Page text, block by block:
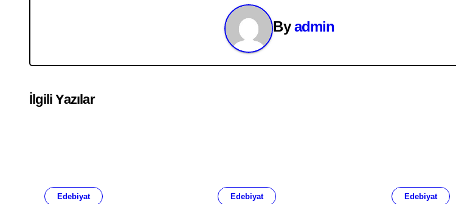
Byadmin
İlgili Yazılar
Edebiyat Edebiyat Edebiyat